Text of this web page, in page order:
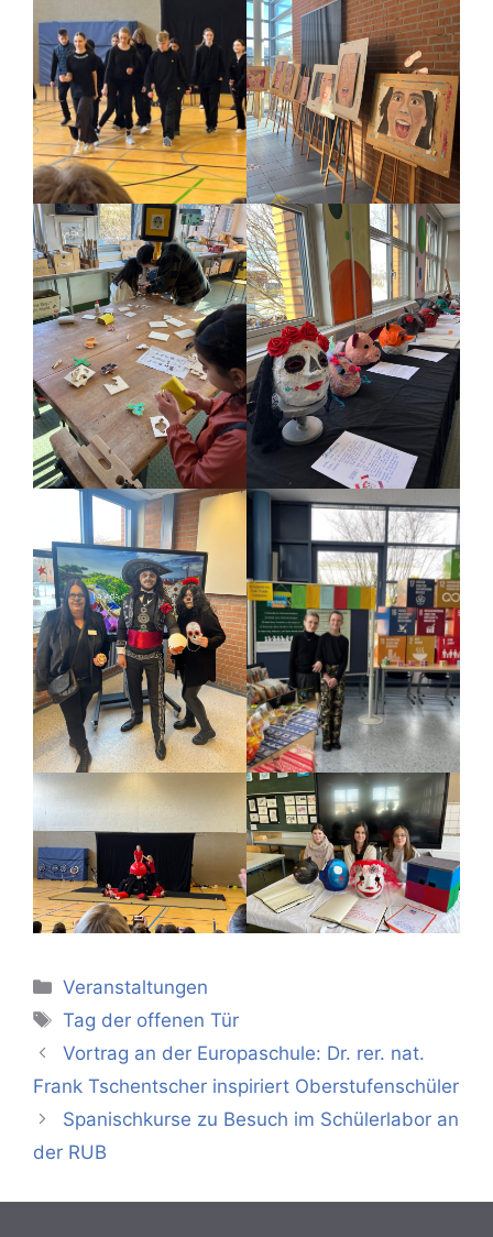
Kategorien
Veranstaltungen
Schlagwörter
Tag der offenen Tür
Vortrag an der Europaschule: Dr. rer. nat.
Frank Tschentscher inspiriert Oberstufenschüler
Spanischkurse zu Besuch im Schülerlabor an
der RUB